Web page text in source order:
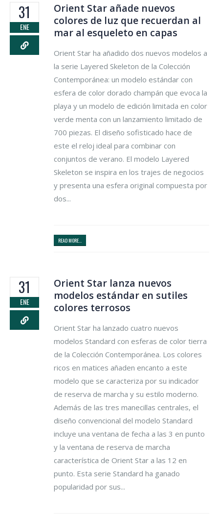
31
ENE
Orient Star añade nuevos
colores de luz que recuerdan al
mar al esqueleto en capas
Orient Star ha añadido dos nuevos modelos a
la serie Layered Skeleton de la Colección
Contemporánea: un modelo estándar con
esfera de color dorado champán que evoca la
playa y un modelo de edición limitada en color
verde menta con un lanzamiento limitado de
700 piezas. El diseño sofisticado hace de
este el reloj ideal para combinar con
conjuntos de verano. El modelo Layered
Skeleton se inspira en los trajes de negocios
y presenta una esfera original compuesta por
dos...
READ MORE...
31
ENE
Orient Star lanza nuevos
modelos estándar en sutiles
colores terrosos
Orient Star ha lanzado cuatro nuevos
modelos Standard con esferas de color tierra
de la Colección Contemporánea. Los colores
ricos en matices añaden encanto a este
modelo que se caracteriza por su indicador
de reserva de marcha y su estilo moderno.
Además de las tres manecillas centrales, el
diseño convencional del modelo Standard
incluye una ventana de fecha a las 3 en punto
y la ventana de reserva de marcha
característica de Orient Star a las 12 en
punto. Esta serie Standard ha ganado
popularidad por sus...